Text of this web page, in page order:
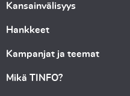
Kansainvälisyys
Hankkeet
Kampanjat ja teemat
Mikä TINFO?